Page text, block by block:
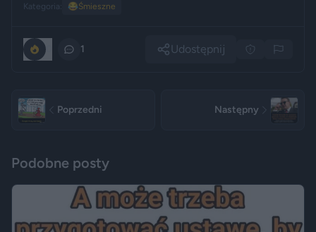
Kategoria: 😂Śmieszne
1 Udostępnij
Poprzedni Następny
Podobne posty